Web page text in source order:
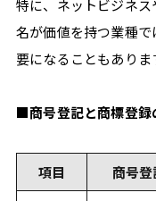
特に、ネットビジネ
名が価値を持つ業種
要になることもありま
■商号登記と商標登録
項目 商号登